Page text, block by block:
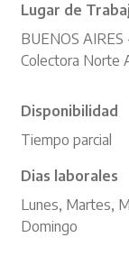
Lugar de
BUENOS
Colectora Norte
Disponibilidad
Tiempo parcial
Dias laborales
Lunes, Martes,
Domingo